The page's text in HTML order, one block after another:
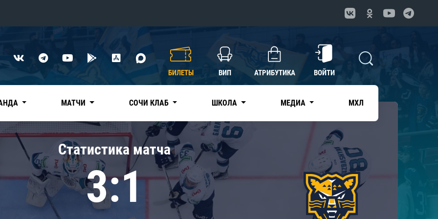
Нефтехимик
Дивизион Чернышева
Авангард
Адмирал
КХЛ
БИЛЕТЫ ВИП АТРИБУТИКА ВОЙТИ
МАТЧИ СОЧИ КЛАБ ШКОЛА МЕДИА МХЛ
Статистика матча
3:1